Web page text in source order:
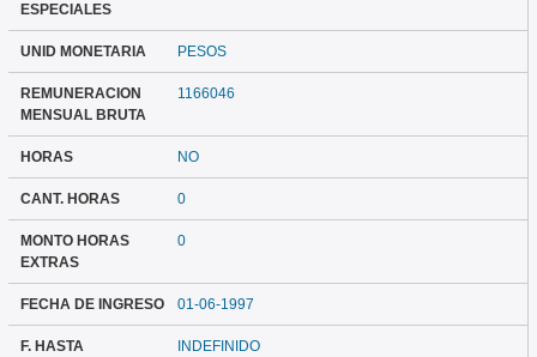
ESPECIALES
UNID MONETARIA PESOS
REMUNERACION
MENSUAL BRUTA
1166046
HORAS NO
CANT. HORAS 0
MONTO HORAS
EXTRAS
0
FECHA DE INGRESO 01-06-1997
F. HASTA INDEFINIDO